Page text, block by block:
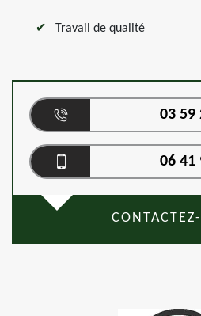
Travail de qualité
03 59
06 41